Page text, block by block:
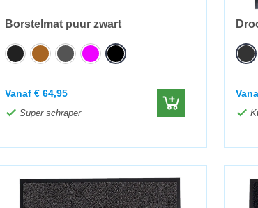
Borstelmat puur zwart
Vanaf € 64,95
Super schraper